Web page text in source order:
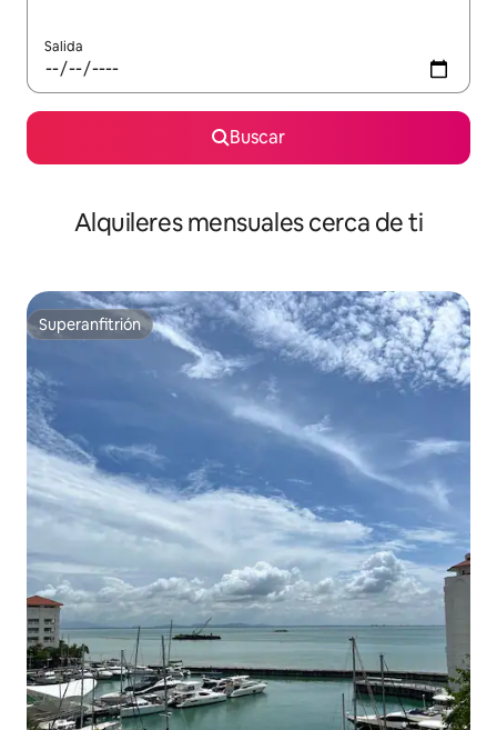
Salida
Buscar
Alquileres mensuales cerca de ti
Superanfitrión
Superanfitrión